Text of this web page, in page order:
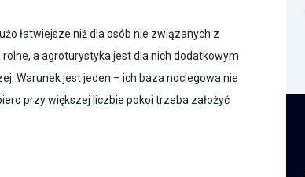
łatwiejsze niż dla osób nie związanych z
a agroturystyka jest dla nich dodatkowym
Warunek jest jeden – ich baza noclegowa nie
przy większej liczbie pokoi trzeba założyć